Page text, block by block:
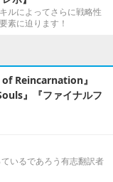
ルによってさらに戦略性
素に迫ります！
Reincarnation』
』『ファイナルフ
いるであろう有志翻訳者